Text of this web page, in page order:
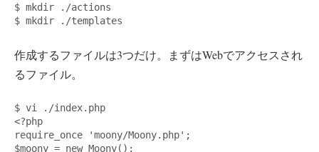
$ mkdir ./actions
$ mkdir
作成するファイルは3つだけ。まずはWebでアクセスされ
るファイル。
<?php
require_once
'moony/Moony.php'
$moony = new Moony()